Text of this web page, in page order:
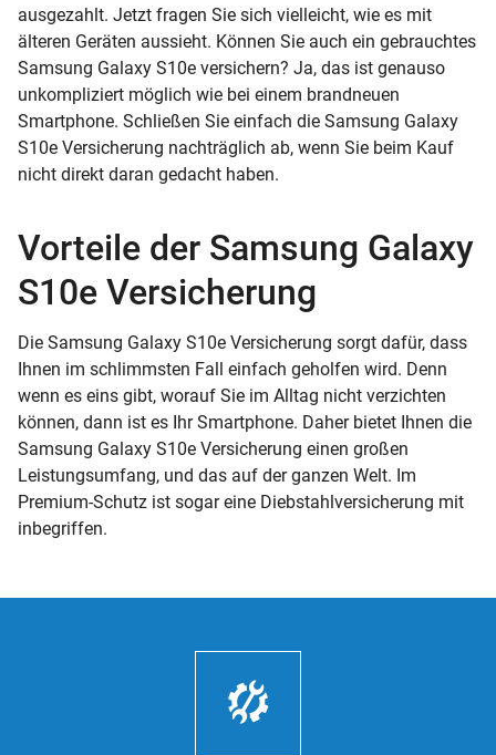
ausgezahlt. Jetzt fragen Sie sich vielleicht, wie es mit
älteren Geräten aussieht. Können Sie auch ein gebrauchtes
Samsung Galaxy S10e versichern? Ja, das ist genauso
unkompliziert möglich wie bei einem brandneuen
Smartphone. Schließen Sie einfach die Samsung Galaxy
S10e Versicherung nachträglich ab, wenn Sie beim Kauf
nicht direkt daran gedacht haben.
Vorteile der Samsung Galaxy
S10e Versicherung
Die Samsung Galaxy S10e Versicherung sorgt dafür, dass
Ihnen im schlimmsten Fall einfach geholfen wird. Denn
wenn es eins gibt, worauf Sie im Alltag nicht verzichten
können, dann ist es Ihr Smartphone. Daher bietet Ihnen die
Samsung Galaxy S10e Versicherung einen großen
Leistungsumfang, und das auf der ganzen Welt. Im
Premium-Schutz ist sogar eine Diebstahlversicherung mit
inbegriffen.